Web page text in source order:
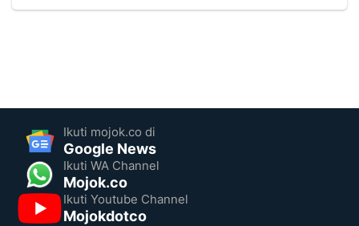
Ikuti mojok.co di
Google News
Ikuti WA Channel
Mojok.co
Ikuti Youtube Channel
Mojokdotco